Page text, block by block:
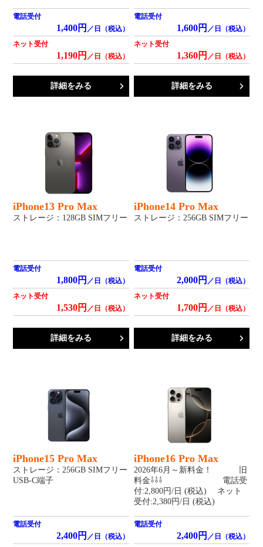
電話受付
1,400円 ／日（税込）
ネット受付
1,190円 ／日（税込）
詳細をみる
電話受付
1,600円 ／日（税込）
ネット受付
1,360円 ／日（税込）
詳細をみる
iPhone13 Pro Max
ストレージ：128GB SIMフリー
電話受付
1,800円 ／日（税込）
ネット受付
1,530円 ／日（税込）
詳細をみる
iPhone14 Pro Max
ストレージ：256GB SIMフリー
電話受付
2,000円 ／日（税込）
ネット受付
1,700円 ／日（税込）
詳細をみる
iPhone15 Pro Max
ストレージ：256GB SIMフリー
USB-C端子
電話受付
2,400円 ／日（税込）
iPhone16 Pro Max
2026年6月～新料金！ 旧
料金⇩⇩⇩ 電話受
付:2,800円/日 (税込) ネット
受付:2,380円/日 (税込)
電話受付
2,400円 ／日（税込）